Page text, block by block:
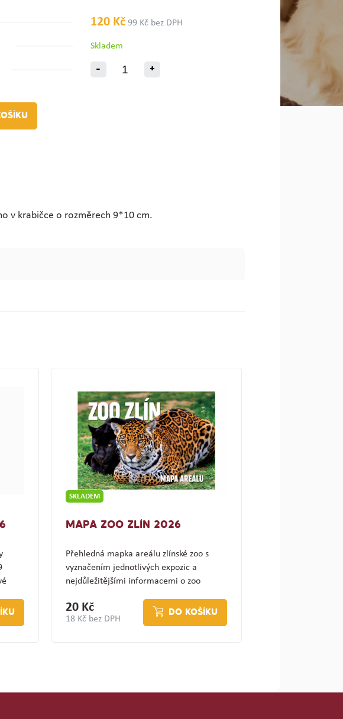
120 Kč 99 Kč bez DPH
Skladem
- +
v krabičce o rozměrech 9*10 cm.
SKLADEM
MAPA ZOO ZLÍN 2026
Přehledná mapka areálu zlínské zoo s
vyznačením jednotlivých expozic a
nejdůležitějšími informacemi o zoo
20 Kč
18 Kč bez DPH
DO KOŠÍKU